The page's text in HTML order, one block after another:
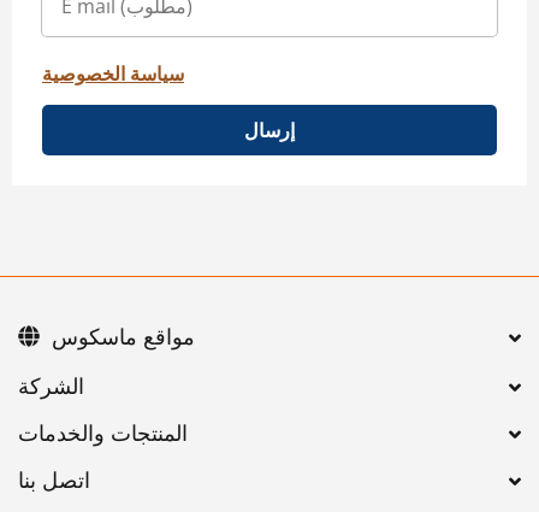
سياسة الخصوصية
إرسال
اتصل بنا
مواقع ماسكوس